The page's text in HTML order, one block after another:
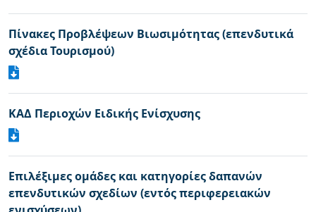
Πίνακες Προβλέψεων Βιωσιμότητας (επενδυτικά
σχέδια Τουρισμού)
ΚΑΔ Περιοχών Ειδικής Ενίσχυσης
Επιλέξιμες ομάδες και κατηγορίες δαπανών
επενδυτικών σχεδίων (εντός περιφερειακών